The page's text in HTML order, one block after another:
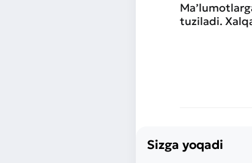
tuziladi.
Sizga yoqadi